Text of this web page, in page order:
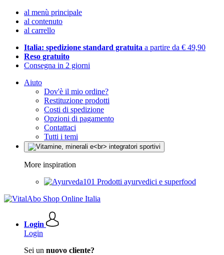
al menù principale
al contenuto
al carrello
Italia: spedizione standard gratuita a partire da € 49,90
Reso gratuito
Consegna in 2 giorni
Aiuto
Dov'è il mio ordine?
Restituzione prodotti
Costi di spedizione
Opzioni di pagamento
Contattaci
Tutti i temi
More inspiration
Prodotti ayurvedici e superfood
Login
Login
Sei un nuovo cliente?